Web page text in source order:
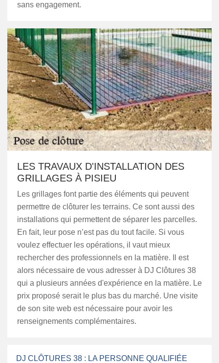
sans engagement.
LES TRAVAUX D'INSTALLATION DES
GRILLAGES À PISIEU
Les grillages font partie des éléments qui peuvent
permettre de clôturer les terrains. Ce sont aussi des
installations qui permettent de séparer les parcelles.
En fait, leur pose n’est pas du tout facile. Si vous
voulez effectuer les opérations, il vaut mieux
rechercher des professionnels en la matière. Il est
alors nécessaire de vous adresser à DJ Clôtures 38
qui a plusieurs années d'expérience en la matière. Le
prix proposé serait le plus bas du marché. Une visite
de son site web est nécessaire pour avoir les
renseignements complémentaires.
DJ CLÔTURES 38 : LA PERSONNE QUALIFIÉE